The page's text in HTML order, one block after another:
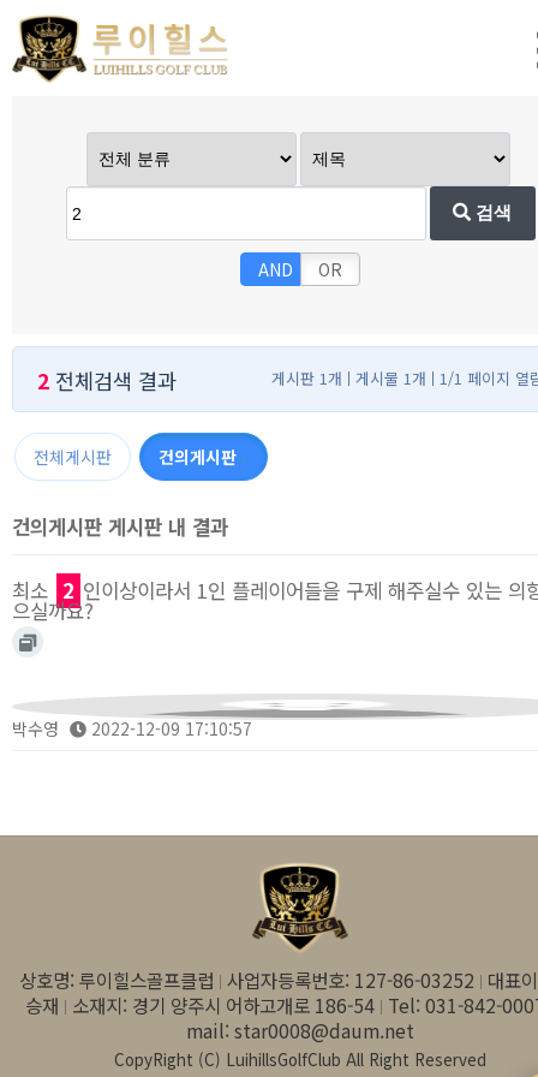
검색
AND OR
2 전체검색 결과 게시판 1개 게시물 1개 1/1 페이지 열
전체게시판 건의게시판 1
건의게시판 게시판 내 결과
최소 2 인이상이라서 1인 플레이어들을 구제 해주실수 있는 의
으실까요?
박수영 2022-12-09 17:10:57
상호명: 루이힐스골프클럽 사업자등록번호: 127-86-03252 대표
승재 소재지: 경기 양주시 어하고개로 186-54 Tel: 031-842-
mail: star0008@daum.net
CopyRight (C) LuihillsGolfClub All Right Reserved